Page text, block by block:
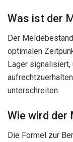
Was ist der
Der
optimalen
Lager
unterschreiten.
Wie wird der
Die Formel zur